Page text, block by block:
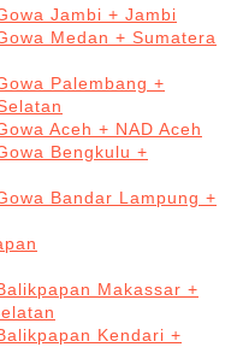
Jambi + Jambi
Medan + Sumatera
Palembang +
Aceh + NAD Aceh
Bengkulu +
Bandar Lampung +
Makassar +
Kendari +